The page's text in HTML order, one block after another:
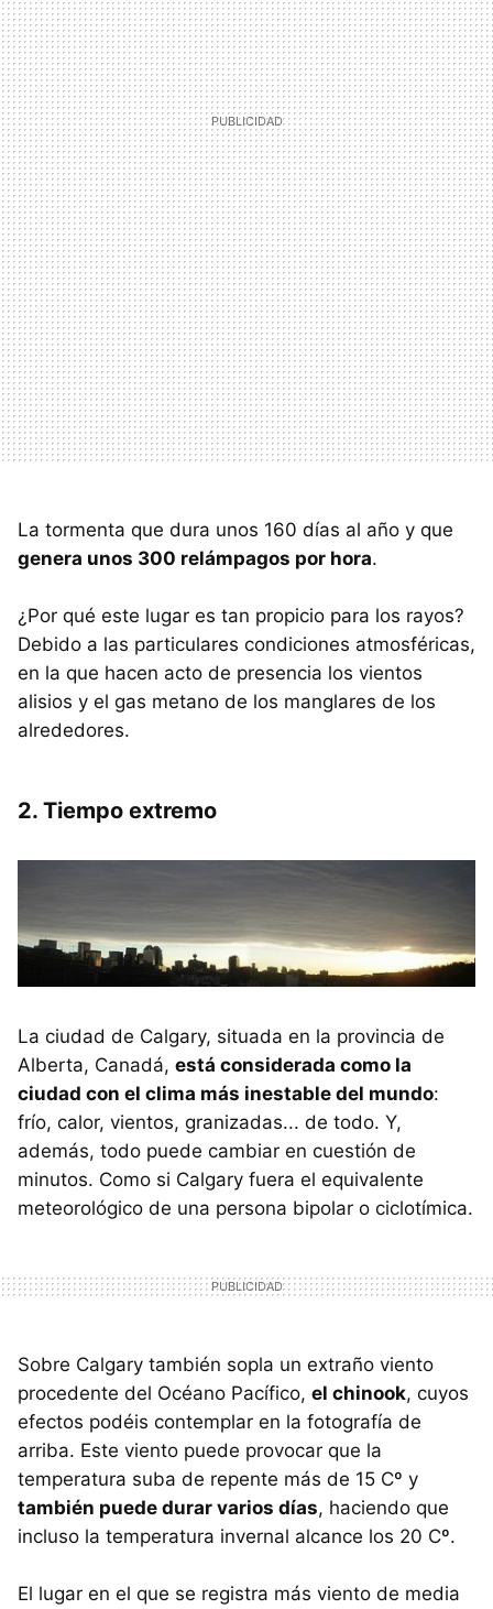
La tormenta que dura unos 160 días al año y que
genera unos 300 relámpagos por hora.
¿Por qué este lugar es tan propicio para los rayos?
Debido a las particulares condiciones atmosféricas,
en la que hacen acto de presencia los vientos
alisios y el gas metano de los manglares de los
alrededores.
2. Tiempo extremo
La ciudad de Calgary, situada en la provincia de
Alberta, Canadá, está considerada como la
ciudad con el clima más inestable del mundo:
frío, calor, vientos, granizadas... de todo. Y,
además, todo puede cambiar en cuestión de
minutos. Como si Calgary fuera el equivalente
meteorológico de una persona bipolar o ciclotímica.
Sobre Calgary también sopla un extraño viento
procedente del Océano Pacífico, el chinook, cuyos
efectos podéis contemplar en la fotografía de
arriba. Este viento puede provocar que la
temperatura suba de repente más de 15 Cº y
también puede durar varios días, haciendo que
incluso la temperatura invernal alcance los 20 Cº.
El lugar en el que se registra más viento de media